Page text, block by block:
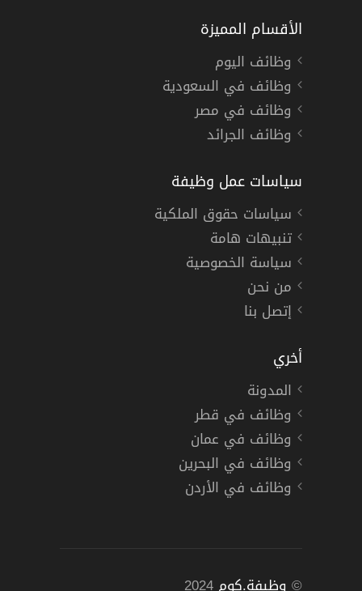
الأقسام المميزة
وظائف اليوم
وظائف في السعودية
وظائف في مصر
وظائف الجرائد
سياسات عمل وظيفة
سياسات حقوق الملكية
تنبيهات هامة
سياسة الخصوصية
من نحن
إتصل بنا
أخري
المدونة
وظائف في قطر
وظائف في عمان
وظائف في البحرين
وظائف في الأردن
© وظيفة.كوم